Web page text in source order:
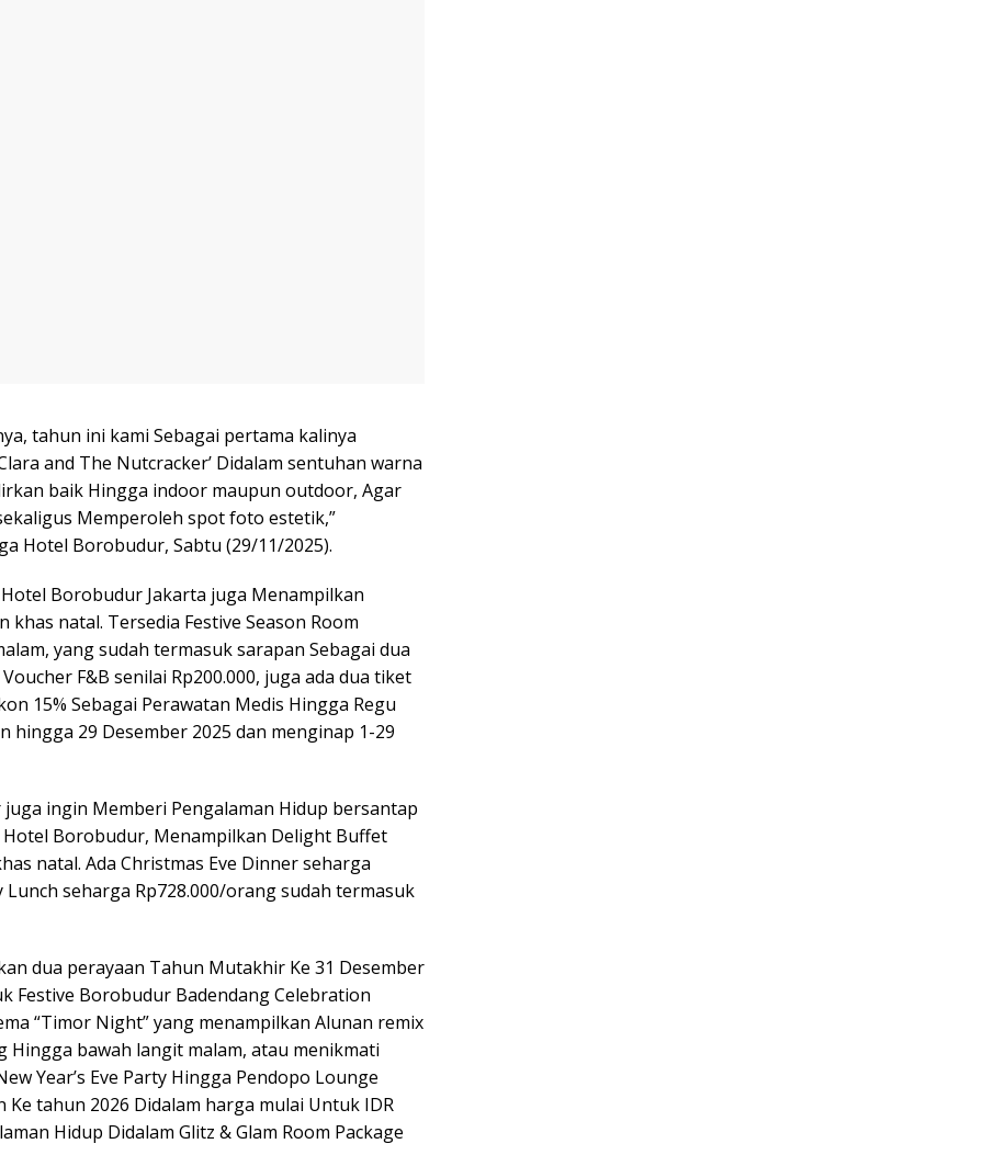
tahun ini kami Sebagai pertama kalinya
and The Nutcracker’ Didalam sentuhan warna
baik Hingga indoor maupun outdoor, Agar
Memperoleh spot foto estetik,”
Hotel Borobudur, Sabtu (29/11/2025).
Borobudur Jakarta juga Menampilkan
natal. Tersedia Festive Season Room
yang sudah termasuk sarapan Sebagai dua
F&B senilai Rp200.000, juga ada dua tiket
15% Sebagai Perawatan Medis Hingga Regu
29 Desember 2025 dan menginap 1-29
ingin Memberi Pengalaman Hidup bersantap
Borobudur, Menampilkan Delight Buffet
natal. Ada Christmas Eve Dinner seharga
seharga Rp728.000/orang sudah termasuk
dua perayaan Tahun Mutakhir Ke 31 Desember
Festive Borobudur Badendang Celebration
“Timor Night” yang menampilkan Alunan remix
bawah langit malam, atau menikmati
Year’s Eve Party Hingga Pendopo Lounge
Ke tahun 2026 Didalam harga mulai Untuk IDR
Hidup Didalam Glitz & Glam Room Package